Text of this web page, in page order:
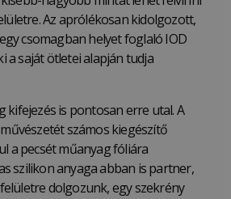
Az aprólékosan kidolgozott,
csomagban helyet foglaló IOD
a saját ötletei alapján tudja
kifejezés is pontosan erre utal. A
számos kiegészítő
a pecsét műanyag fóliára
szilikon anyaga abban is partner,
dolgozunk, egy szekrény